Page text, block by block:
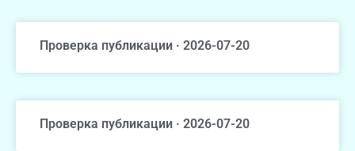
Проверка публикации · 2026-07-20
Проверка публикации · 2026-07-20